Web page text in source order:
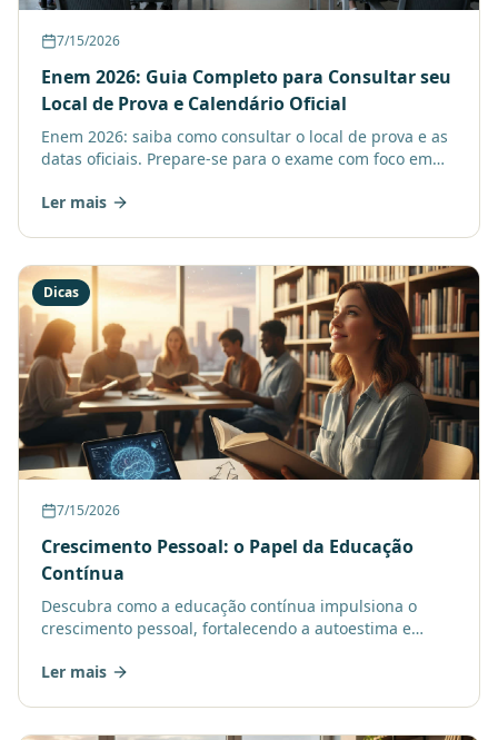
7/15/2026
Enem 2026: Guia Completo para Consultar seu
Local de Prova e Calendário Oficial
Enem 2026: saiba como consultar o local de prova e as
datas oficiais. Prepare-se para o exame com foco em
Ler mais
Dicas
7/15/2026
Crescimento Pessoal: o Papel da Educação
Contínua
Descubra como a educação contínua impulsiona o
crescimento pessoal, fortalecendo a autoestima e
protagonista do seu apr
Ler mais